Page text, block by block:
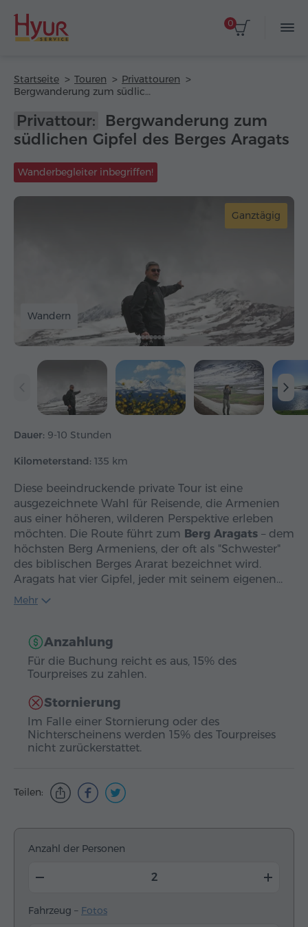
0
Startseite Touren
Privattouren
Bergwanderung zum südlichen Gipfel des Berges Aragats
Privattour:
Bergwanderung zum
südlichen Gipfel des Berges Aragats
Wanderbegleiter inbegriffen!
Ganztägig
Wandern
Dauer: 9-10 Stunden
Kilometerstand: 135 km
Diese beeindruckende private Tour ist eine
ausgezeichnete Wahl für Reisende, die Armenien
aus einer höheren, wilderen Perspektive erleben
möchten. Die Route führt zum Berg Aragats – dem
höchsten Berg Armeniens, der oft als "Schwester"
des biblischen Berges Ararat bezeichnet wird.
Aragats hat vier Gipfel, jeder mit seinem eigenen…
Mehr
Anzahlung
Für die Buchung reicht es aus, 15% des
Tourpreises zu zahlen.
Stornierung
Im Falle einer Stornierung oder des
Nichterscheinens werden 15% des Tourpreises
nicht zurückerstattet.
Teilen:
Anzahl der Personen
Fahrzeug – Fotos